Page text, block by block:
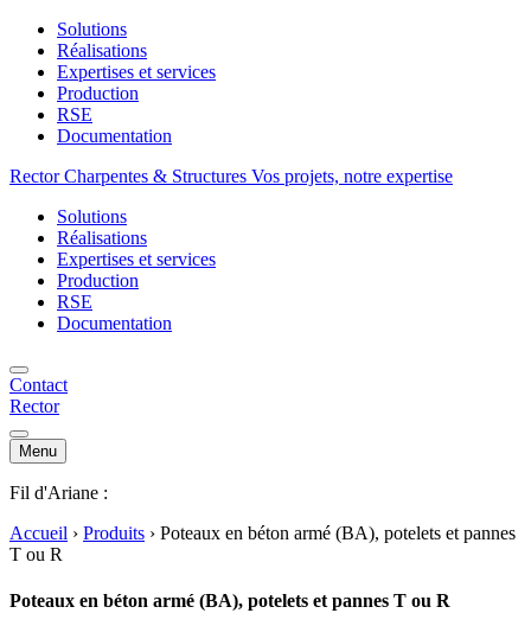
Solutions
Réalisations
Expertises et services
Production
RSE
Documentation
Rector Charpentes & Structures Vos projets, notre expertise
Solutions
Réalisations
Expertises et services
Production
RSE
Documentation
Contact
Rector
Menu
Fil d'Ariane :
Accueil › Produits › Poteaux en béton armé (BA), potelets et pannes
T ou R
Poteaux en béton armé (BA), potelets et pannes T ou R